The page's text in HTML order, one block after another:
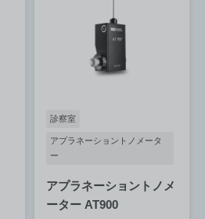
診察室
アプラネーショントノメータ
ー
アプラネーショントノメ
ーター AT900